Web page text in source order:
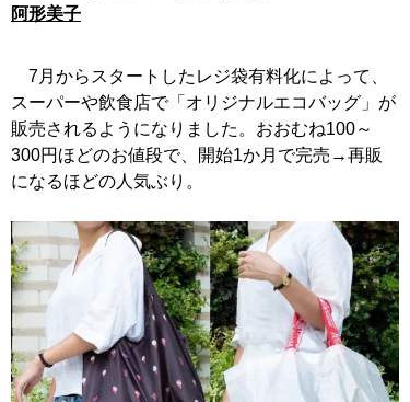
阿形美子
7月からスタートしたレジ袋有料化によって、
スーパーや飲食店で「オリジナルエコバッグ」が
販売されるようになりました。おおむね100～
300円ほどのお値段で、開始1か月で完売→再販
になるほどの人気ぶり。